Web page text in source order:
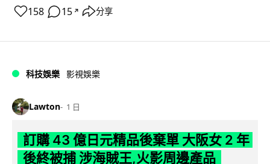
158 15 ↗ 分享
科技娛樂 影視娛樂
Lawton 1 日
訂購 43 億日元精品後棄單 大阪女 2 年
後終被捕 涉海賊王,火影周邊產品